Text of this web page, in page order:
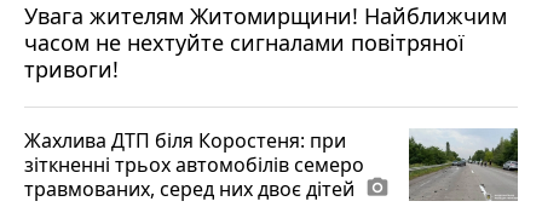
Увага жителям Житомирщини! Найближчим
часом не нехтуйте сигналами повітряної
тривоги!
Жахлива ДТП біля Коростеня: при
зіткненні трьох автомобілів семеро
травмованих, серед них двоє дітей photo_camera